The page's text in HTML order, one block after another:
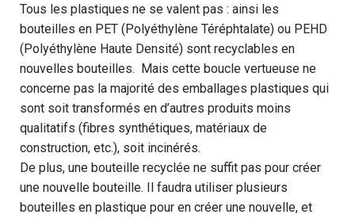
Tous les plastiques ne se valent pas : ainsi les
bouteilles en PET (Polyéthylène Téréphtalate) ou PEHD
(Polyéthylène Haute Densité) sont recyclables en
nouvelles bouteilles. Mais cette boucle vertueuse ne
concerne pas la majorité des emballages plastiques qui
sont soit transformés en d’autres produits moins
qualitatifs (fibres synthétiques, matériaux de
construction, etc.), soit incinérés.
De plus, une bouteille recyclée ne suffit pas pour créer
une nouvelle bouteille. Il faudra utiliser plusieurs
bouteilles en plastique pour en créer une nouvelle, et